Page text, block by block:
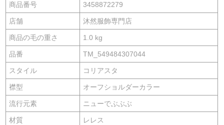
商品番号 3458872279
店舗 沐然服飾専門店
商品の毛の重さ 1.0 kg
品番 TM_549484307044
スタイル コリアスタ
襟型 オーフショルダーカラー
流行元素 ニューでぶぶぶ
材質 レレス